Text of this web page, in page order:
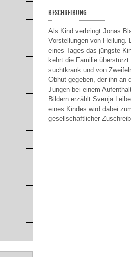
BESCHREIBUNG
Als Kind verbringt Jonas
Vorstellungen von
eines Tages das jüngste
kehrt die Familie
suchtkrank und von
Obhut gegeben, der ihn an
Jungen bei einem
Bildern erzählt Svenja
eines Kindes wird dabei
gesellschaftlicher